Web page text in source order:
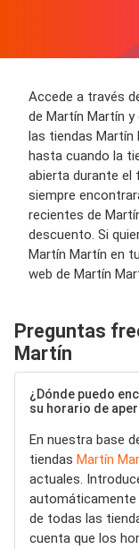
Accede a través
de Martín Martín y
las tiendas Martín
hasta cuando la
abierta durante el
siempre
recientes de
descuento. Si
Martín Martín en
web de Martín
Preguntas
Martín
¿Dónde puedo
su horario de
En nuestra base
tiendas Martín
actuales.
automáticamente
de todas las
cuenta que los